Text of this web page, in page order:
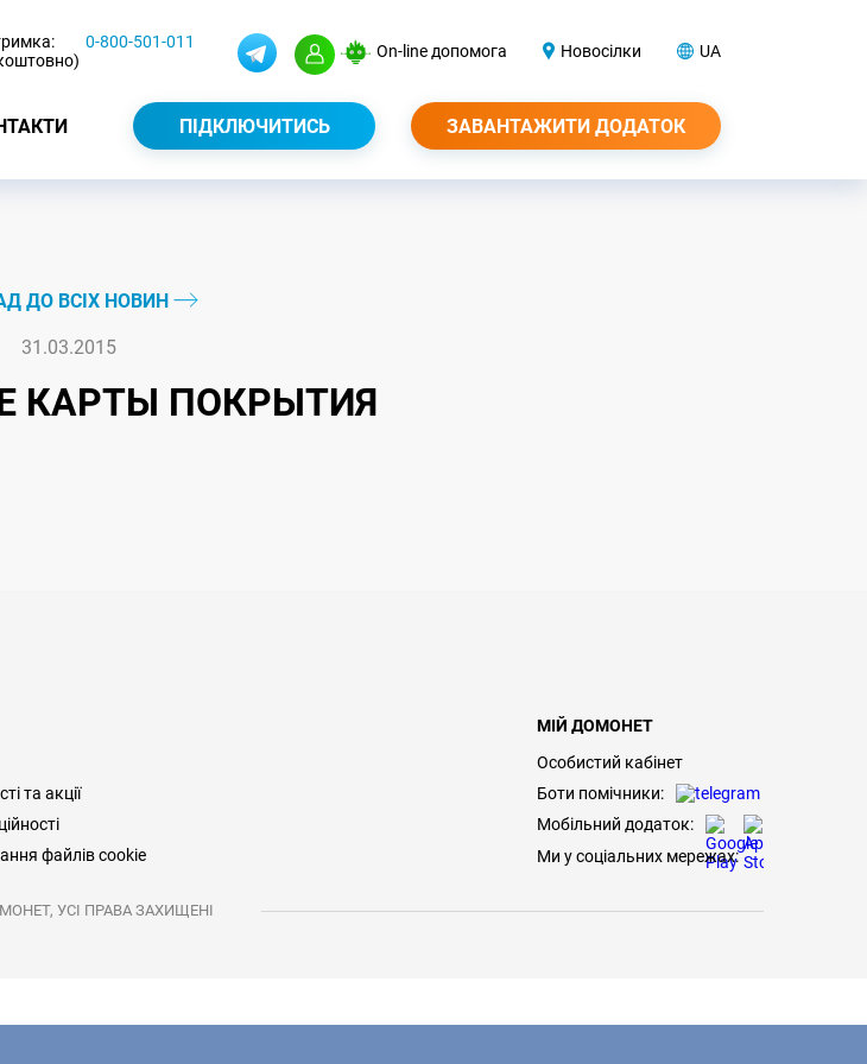
0-800-501-011 On-line допомога Новосілки UA
ПІДКЛЮЧИТИСЬ ЗАВАНТАЖИТИ ДОДАТОК
ДО ВСІХ НОВИН
31.03.2015
КАРТЫ ПОКРЫТИЯ
та акції
файлів cookie
МІЙ ДОМОНЕТ
Особистий кабінет
Боти помічники:
Мобільний додаток:
Ми у соціальних мережах:
УСІ ПРАВА ЗАХИЩЕНІ